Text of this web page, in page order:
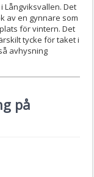
Det
av en gynnare som
för vintern. Det
tycke för taket i
avhysning
på